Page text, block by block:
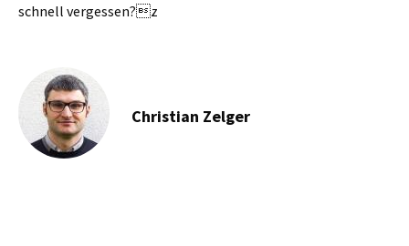
schnell vergessen?z
Christian Zelger